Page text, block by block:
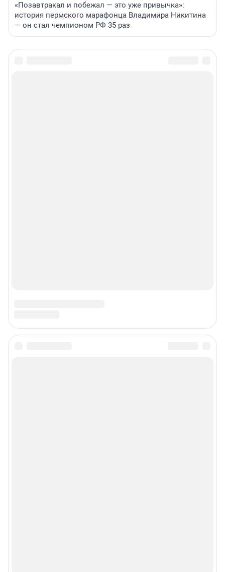
«Позавтракал и побежал — это уже привычка»:
история пермского марафонца Владимира Никитина
— он стал чемпионом РФ 35 раз